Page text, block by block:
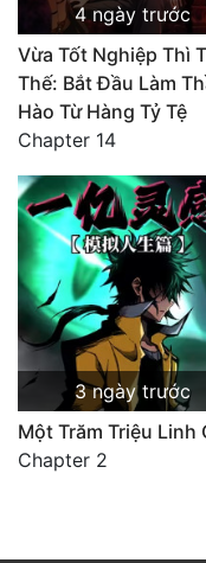
4 ngày trước
Vừa Tốt Nghiệp Thì
Thế: Bắt Đầu Làm
Hào Từ Hàng Tỷ Tệ
Chapter 14
3 ngày trước
Một Trăm Triệu Linh
Chapter 2